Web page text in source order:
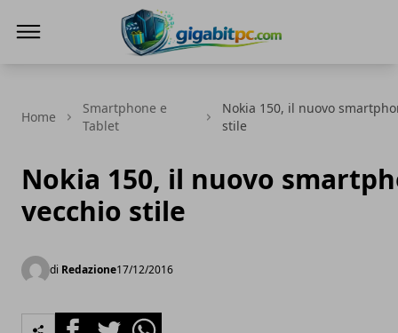
Home
Smartphone e
Tablet
Nokia 150, il nuovo
stile
Nokia 150, il nuovo
vecchio stile
di Redazione17/12/2016
FacebookTwitterWhatsapp